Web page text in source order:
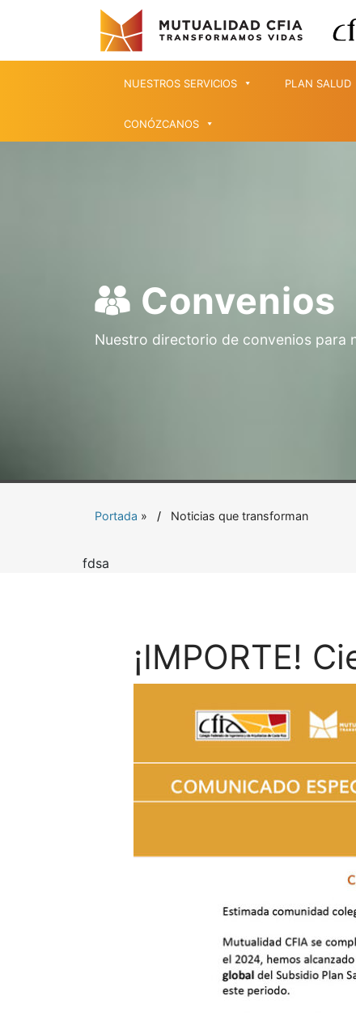
NUESTROS SERVICIOS PLAN SALUD
CONÓZCANOS
Convenios
Nuestro directorio de convenios para
Portada » Noticias que transforman
fdsa
¡IMPORTE!